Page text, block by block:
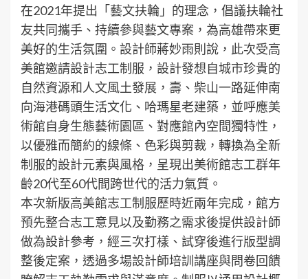
在2021年提出「藝文扶輪」的理念，倡議扶輪社
友共同攜手、持續參與藝文專案，為高雄帶來更
美好的生活氛圍。設計師蔣妙雨則說，此次受高
美館邀請設計志工制服，設計發想自城市珍貴的
自然資源和人文風土發展，壽、柴山一路延伸南
向海港碼頭生活文化、哈瑪星老建築，並呼應美
術館自身生態藝術園區、對應館內空間獨特性，
以優雅而簡約的線條、色彩與剪裁，轉換為全新
制服的設計元素與風格，呈現出美術館志工群年
齡20代至60代間跨世代的活力氣質。
本次新版高美館志工制服歷時近兩年完成，館方
預先整合志工意見以及勤務之需求後提供設計師
做為設計參考，經三次打樣、試穿後進行版型調
整後定案，透過多場設計師培訓講座與問卷回饋